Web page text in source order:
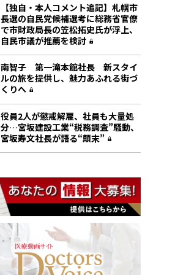
【独自・本人コメント追記】札幌市
長選の自民党候補選考に総務省官僚
で市財政局長の笠松拓史氏が浮上、
自民市議が推薦を検討
南智子 第一滝本館社長 新スタイ
ルの旅を提供し、魅力あふれる街づ
くりへ
役員2人が懲戒解雇、社員も大量処
分…宮坂建設工業“税務調査”騒動、
宮坂寿文社長が語る“顛末”